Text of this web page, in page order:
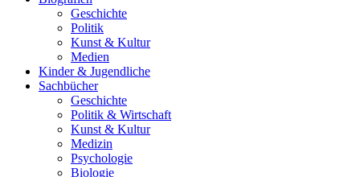
Geschichte
Politik
Kunst & Kultur
Medien
Kinder & Jugendliche
Sachbücher
Geschichte
Politik & Wirtschaft
Kunst & Kultur
Medizin
Psychologie
Biologie